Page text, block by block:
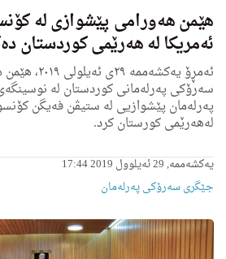
هێمن هەورامی پێشوازی لە
ئەمریکا لە هەرێمی کوردستان
ئەمڕۆ
سەرۆکی پەرلەمانی کوردستان له‌
په‌رله‌مان پێشوازیی لە ستیڤن فه‌یگن
لەهەرێمی کورستان کرد.
یەکشەممە, 29 ئەیلوول 2019 17:44
جێگری سەرۆکی پەرلەمان